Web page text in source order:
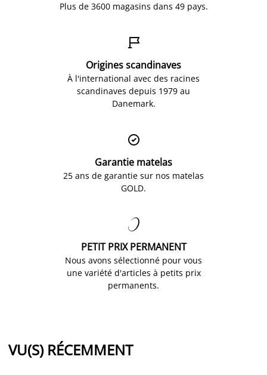
Plus de 3600 magasins dans 49 pays.

Origines scandinaves
À l'international avec des racines
scandinaves depuis 1979 au
Danemark.

Garantie matelas
25 ans de garantie sur nos matelas
GOLD.

PETIT PRIX PERMANENT
Nous avons sélectionné pour vous
une variété d'articles à petits prix
permanents.
VU(S) RÉCEMMENT